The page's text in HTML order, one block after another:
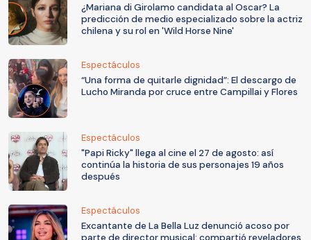
¿Mariana di Girolamo candidata al Oscar? La
predicción de medio especializado sobre la actriz
chilena y su rol en 'Wild Horse Nine'
Espectáculos
“Una forma de quitarle dignidad”: El descargo de
Lucho Miranda por cruce entre Campillai y Flores
Espectáculos
"Papi Ricky" llega al cine el 27 de agosto: así
continúa la historia de sus personajes 19 años
después
Espectáculos
Excantante de La Bella Luz denunció acoso por